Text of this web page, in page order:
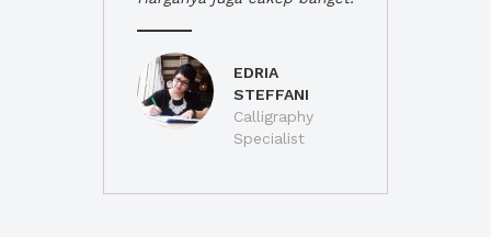
EDRIA
STEFFANI
Calligraphy
Specialist